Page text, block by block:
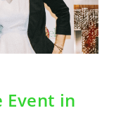
Event in